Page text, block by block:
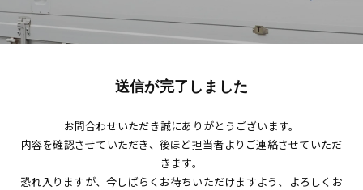
送信が完了しました
お問合わせいただき誠にありがとうございます。
内容を確認させていただき、後ほど担当者よりご連絡させていただ
きます。
恐れ入りますが、今しばらくお待ちいただけますよう、よろしくお